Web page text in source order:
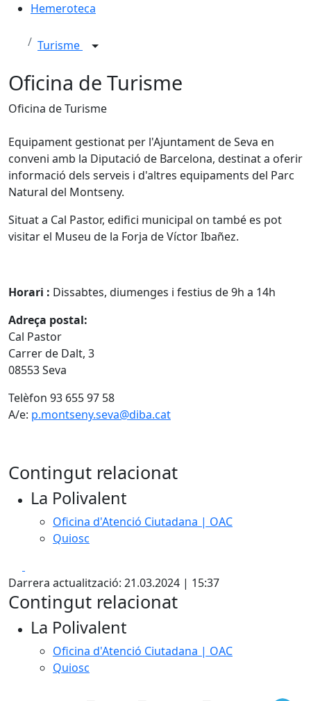
Hemeroteca
Turisme
Oficina de Turisme
Oficina de Turisme
Equipament gestionat per l'Ajuntament de Seva en
conveni amb la Diputació de Barcelona, destinat a oferir
informació dels serveis i d'altres equipaments del Parc
Natural del Montseny.
Situat a Cal Pastor, edifici municipal on també es pot
visitar el Museu de la Forja de Víctor Ibañez.
Horari : Dissabtes, diumenges i festius de 9h a 14h
Adreça postal:
Cal Pastor
Carrer de Dalt, 3
08553 Seva
Telèfon 93 655 97 58
A/e: p.montseny.seva@diba.cat
Contingut relacionat
La Polivalent
Oficina d'Atenció Ciutadana | OAC
Quiosc
Darrera actualització: 21.03.2024 | 15:37
Contingut relacionat
La Polivalent
Oficina d'Atenció Ciutadana | OAC
Quiosc